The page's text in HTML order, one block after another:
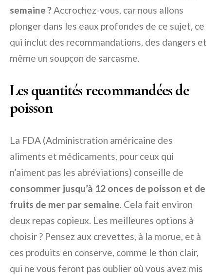
semaine ? Accrochez-vous, car nous allons
plonger dans les eaux profondes de ce sujet, ce
qui inclut des recommandations, des dangers et
même un soupçon de sarcasme.
Les quantités recommandées de
poisson
La FDA (Administration américaine des
aliments et médicaments, pour ceux qui
n’aiment pas les abréviations) conseille de
consommer jusqu’à 12 onces de poisson et de
fruits de mer par semaine . Cela fait environ
deux repas copieux. Les meilleures options à
choisir ? Pensez aux crevettes, à la morue, et à
ces produits en conserve, comme le thon clair,
qui ne vous feront pas oublier où vous avez mis